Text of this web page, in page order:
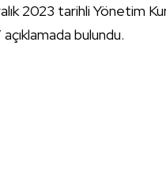
2023 tarihli Yönetim
bulundu.